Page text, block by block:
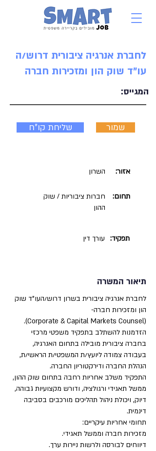
לחברת אנרגיה ציבורית דרוש/ה
עו"ד שוק הון ומזכירות חברה
המגייס:
שליחת קו"ח שמור
השרון אזור:
חברות ציבוריות / שוק
ההון
תחום:
עורך דין תפקיד:
תיאור המשרה
לחברת אנרגיה ציבורית בשרון דרוש/העו"ד שוק
הון ומזכירות חברה-
(Corporate & Capital Markets Counsel).
הזדמנות להשתלב בתפקיד משפטי מרכזי
בחברה ציבורית מובילה בתחום האנרגיה,
בעבודה צמודה ליועץ/ת המשפטי/ת הראשי/ת,
הנהלת החברה ודירקטוריון החברה.
התפקיד משלב אחריות רחבה בתחום שוק ההון,
ממשל תאגידי ורגולציה, ודורש מקצועיות גבוהה,
דיוק, ויכולת ניהול תהליכים מורכבים בסביבה
דינמית.
תחומי אחריות עיקריים:
מזכירות חברה וממשל תאגידי.
דיווחים לבורסה ולרשות ניירות ערך.